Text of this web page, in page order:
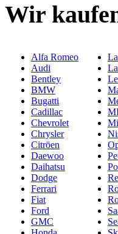
Wir
Alfa Romeo
Audi
Bentley
BMW
Bugatti
Cadillac
Chevrolet
Chrysler
Citröen
Daewoo
Daihatsu
Dodge
Ferrari
Fiat
Ford
GMC